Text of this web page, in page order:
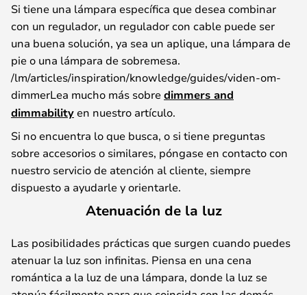
Si tiene una lámpara específica que desea combinar
con un regulador, un regulador con cable puede ser
una buena solución, ya sea un aplique, una lámpara de
pie o una lámpara de sobremesa.
/lm/articles/inspiration/knowledge/guides/viden-om-
dimmerLea mucho más sobredimmers and
dimmabilityen nuestro artículo.
Si no encuentra lo que busca, o si tiene preguntas
sobre accesorios o similares, póngase en contacto con
nuestro servicio de atención al cliente, siempre
dispuesto a ayudarle y orientarle.
Atenuación de la luz
Las posibilidades prácticas que surgen cuando puedes
atenuar la luz son infinitas. Piensa en una cena
romántica a la luz de una lámpara, donde la luz se